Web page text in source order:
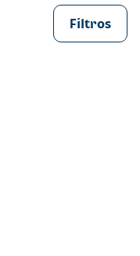
Filtros